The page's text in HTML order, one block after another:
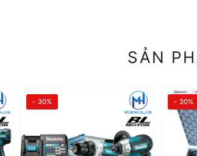
SẢN
- 30% - 30%